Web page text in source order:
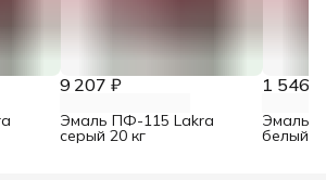
9 207 ₽
Эмаль ПФ-115 Lakra
серый 20 кг
1 546 ₽
Эмаль
белый